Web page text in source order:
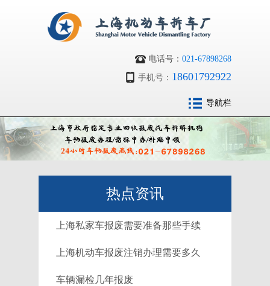
电话号： 021-67898268
手机号： 18601792922
导航栏
热点资讯
上海私家车报废需要准备那些手续
上海机动车报废注销办理需要多久
车辆漏检几年报废